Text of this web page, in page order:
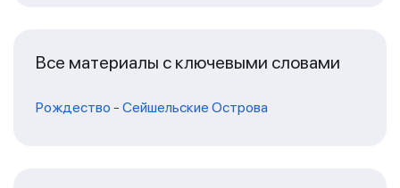
Все материалы с ключевыми словами
Рождество - Сейшельские Острова